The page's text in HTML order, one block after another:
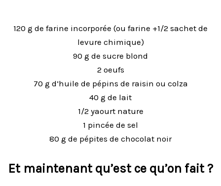
120 g de farine incorporée (ou farine +1/2 sachet de
levure chimique)
90 g de sucre blond
2 oeufs
70 g d’huile de pépins de raisin ou colza
40 g de lait
1/2 yaourt nature
1 pincée de sel
80 g de pépites de chocolat noir
Et maintenant qu’est ce qu’on fait ?